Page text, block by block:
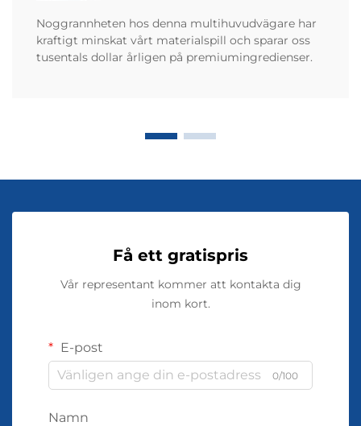
Noggrannheten hos denna multihuvudvägare har
kraftigt minskat vårt materialspill och sparar oss
tusentals dollar årligen på premiumingredienser.
Få ett gratispris
Vår representant kommer att kontakta dig
inom kort.
E-post
0/100
Namn